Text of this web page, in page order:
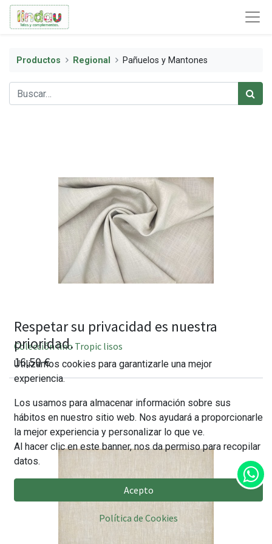
Productos Regional Pañuelos y Mantones
Colección lino Tropic lisos
16,50€
Respetar su privacidad es nuestra
prioridad.
Utilizamos cookies para garantizarle una mejor
experiencia.
Los usamos para almacenar información sobre sus
hábitos en nuestro sitio web. Nos ayudará a proporcionarle
la mejor experiencia y personalizar lo que ve.
Al hacer clic en este banner, nos da permiso para recopilar
datos.
Acepto
Política de Cookies